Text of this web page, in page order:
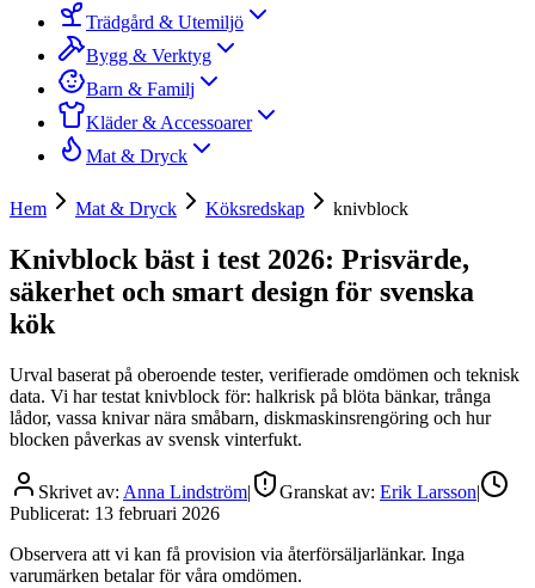
Trädgård & Utemiljö
Bygg & Verktyg
Barn & Familj
Kläder & Accessoarer
Mat & Dryck
Hem Mat & Dryck Köksredskap knivblock
Knivblock bäst i test 2026: Prisvärde,
säkerhet och smart design för svenska
kök
Urval baserat på oberoende tester, verifierade omdömen och teknisk
data. Vi har testat knivblock för: halkrisk på blöta bänkar, trånga
lådor, vassa knivar nära småbarn, diskmaskinsrengöring och hur
blocken påverkas av svensk vinterfukt.
Skrivet av: Anna Lindström| Granskat av: Erik Larsson|
Publicerat: 13 februari 2026
Observera att vi kan få provision via återförsäljarlänkar. Inga
varumärken betalar för våra omdömen.